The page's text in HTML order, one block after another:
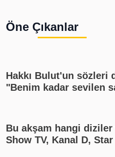
Öne Çıkanlar
Hakkı Bulut'un sözleri
"Benim kadar sevilen
Bu akşam hangi
Show TV, Kanal D, Star